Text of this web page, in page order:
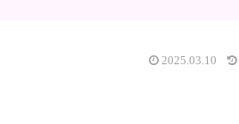
2025.03.10